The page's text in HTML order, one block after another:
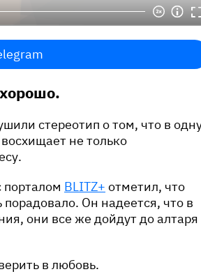
стереотип о том, что в
не только
порталом BLITZ+ отметил, что
Он надеется, что в
они все же дойдут до
в любовь.